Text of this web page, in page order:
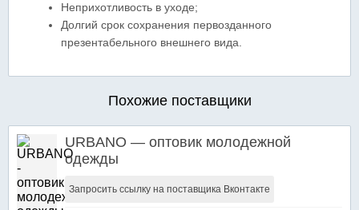
Неприхотливость в уходе;
Долгий срок сохранения первозданного
презентабельного внешнего вида.
Похожие поставщики
URBANO — оптовик молодежной
одежды
Запросить ссылку на поставщика Вконтакте